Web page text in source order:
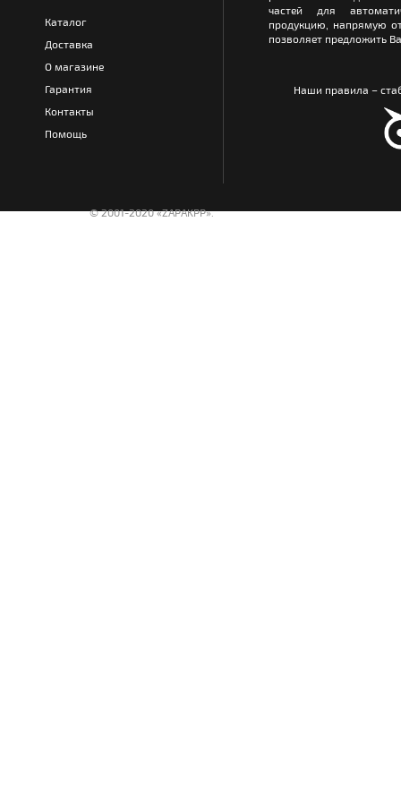
Каталог
Доставка
О магазине
Гарантия
Контакты
Помощь
частей для
продукцию, напрямую
позволяет предложить
Наши правила –
© 2001-2020 «ZAPAKPP».